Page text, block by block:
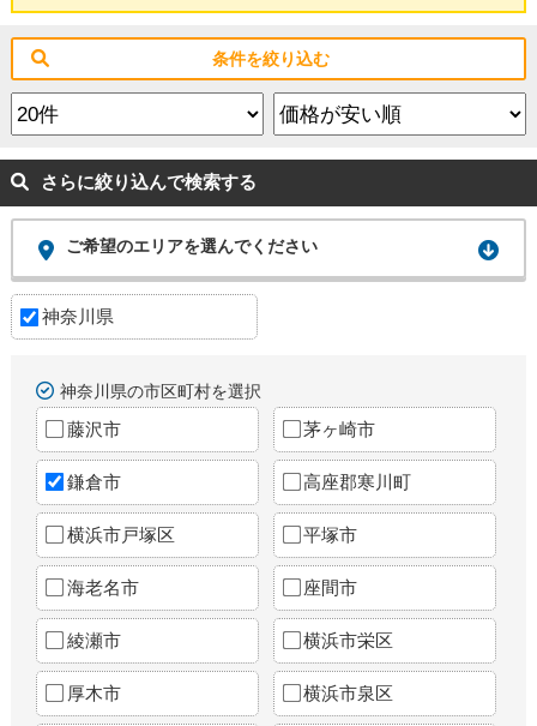
条件を絞り込む
さらに絞り込んで検索する
ご希望のエリアを選んでください
神奈川県
神奈川県の市区町村を選択
藤沢市 茅ヶ崎市
鎌倉市 高座郡寒川町
横浜市戸塚区 平塚市
海老名市 座間市
綾瀬市 横浜市栄区
厚木市 横浜市泉区